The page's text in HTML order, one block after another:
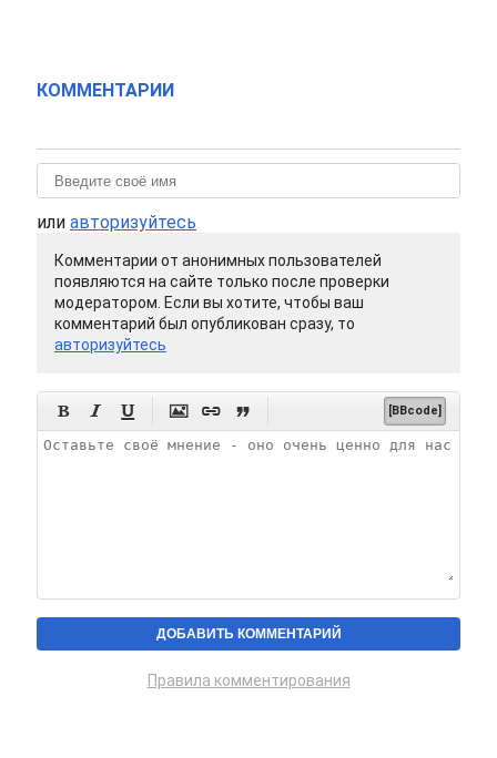
КОММЕНТАРИИ
или авторизуйтесь
Комментарии от анонимных пользователей
появляются на сайте только после проверки
модератором. Если вы хотите, чтобы ваш
комментарий был опубликован сразу, то
авторизуйтесь
      [BBcode]
Правила комментирования